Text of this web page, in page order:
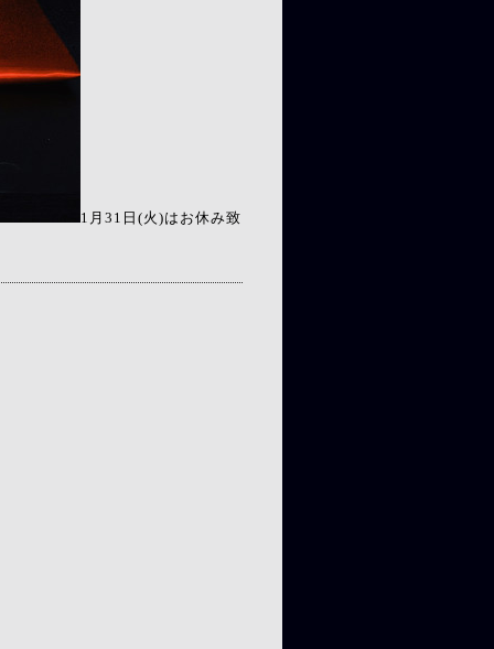
1月31日(火)はお休み致